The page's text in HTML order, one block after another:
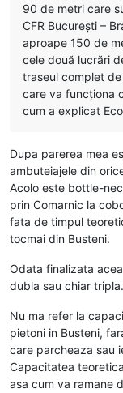
90 de metri care
CFR București –
aproape 150 de
cele două lucrări
traseul complet
care va funcționa
cum a explicat
Dupa parerea mea
ambuteiajele din
Acolo este bottle-
prin Comarnic la
fata de timpul
tocmai din Busteni.
Odata finalizata
dubla sau chiar
Nu ma refer la
pietoni in Busteni,
care parcheaza sau
Capacitatea
asa cum va ramane